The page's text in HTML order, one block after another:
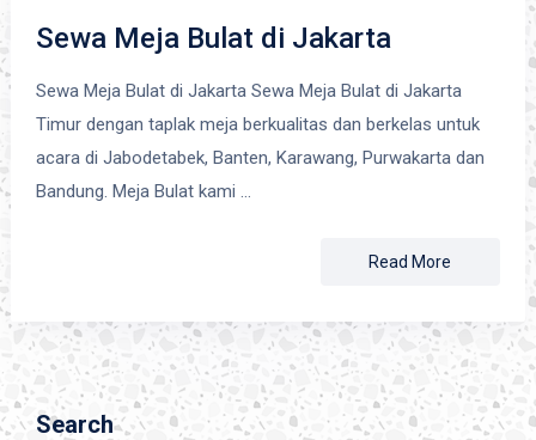
Sewa Meja Bulat di Jakarta
Sewa Meja Bulat di Jakarta Sewa Meja Bulat di Jakarta
Timur dengan taplak meja berkualitas dan berkelas untuk
acara di Jabodetabek, Banten, Karawang, Purwakarta dan
Bandung. Meja Bulat kami …
Read More
Search